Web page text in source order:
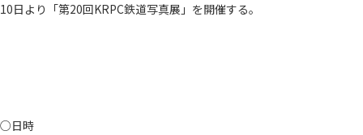
10日より「第20回KRPC鉄道写真展」を開催する。
○日時